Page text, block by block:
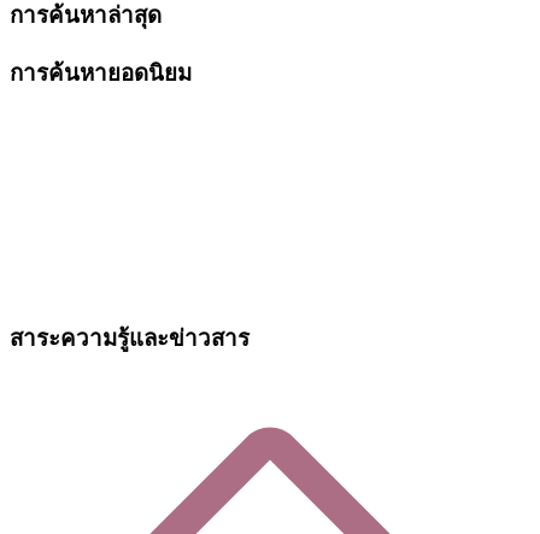
การค้นหาล่าสุด
การค้นหายอดนิยม
สาระความรู้และข่าวสาร